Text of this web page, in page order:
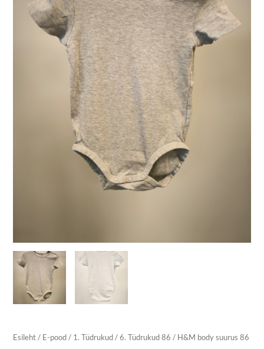
Esileht/ E-pood/ 1. Tüdrukud/6. Tüdrukud 86 / H&M body suurus 86